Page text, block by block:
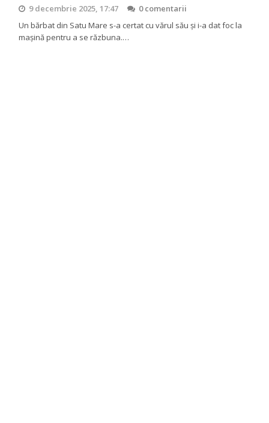
9 decembrie 2025, 17:47
0 comentarii
Un bărbat din Satu Mare s-a certat cu vărul său și i-a dat foc la
mașină pentru a se răzbuna.…